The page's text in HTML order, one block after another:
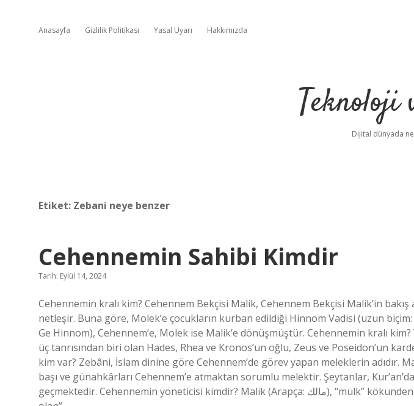
Anasayfa Gizlilik Politikası Yasal Uyarı Hakkımızda
Teknoloji
Dijital dünyada
Etiket: Zebani neye benzer
Cehennemin Sahibi Kimdir
Tarih: Eylül 14, 2024
Cehennemin kralı kim? Cehennem Bekçisi Malik, Cehennem Bekçisi Malik’in bakış
netleşir. Buna göre, Molek’e çocukların kurban edildiği Hinnom Vadisi (uzun biçim:
Ge Hinnom), Cehennem’e, Molek ise Malik’e dönüşmüştür. Cehennemin kralı
üç tanrısından biri olan Hades, Rhea ve Kronos’un oğlu, Zeus ve Poseidon’un
kim var? Zebâni, İslam dinine göre Cehennem’de görev yapan meleklerin adıdır.
başı ve günahkârları Cehennem’e atmaktan sorumlu melektir. Şeytanlar,
geçmektedir. Cehennemin yöneticisi kimdir? Malik (Arapça: مالك), “mülk” kökünden türetilen ve “mülk sahibi